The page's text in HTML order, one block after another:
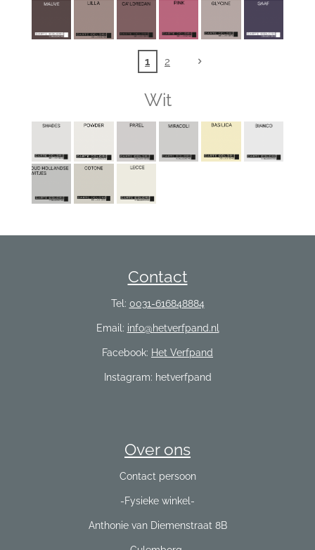
1 2
Wit
Contact
Tel: 0031-616848884
Email: info@hetverfpand.nl
Facebook: Het Verfpand
Instagram: hetverfpand
Over ons
Contact persoon
-Fysieke winkel-
Anthonie van Diemenstraat 8B